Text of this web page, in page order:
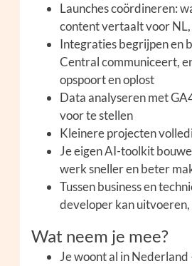
Launches coördineren:
content vertaalt voor NL,
Integraties begrijpen en
Central communiceert,
opspoort en oplost
Data analyseren met
voor te stellen
Kleinere projecten
Je eigen AI-toolkit
werk sneller en beter
Tussen business en
developer kan
Wat neem je mee?
Je woont al in